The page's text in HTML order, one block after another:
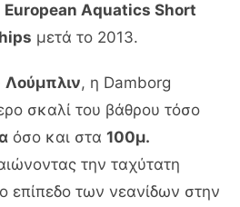
European Aquatics Short
μετά το 2013.
Λούμπλιν, η Damborg
σκαλί του βάθρου τόσο
όσο και στα 100μ.
την ταχύτατη
επίπεδο των νεανίδων στην